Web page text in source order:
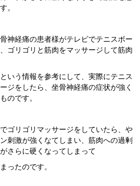
。
神経痛の患者様がテレビでテニスボー
ゴリゴリと筋肉をマッサージして筋肉
いう情報を参考にして、実際にテニス
ジをしたら、坐骨神経痛の症状が強く
のです。
ゴリゴリマッサージをしていたら、や
刺激が強くなてしまい、筋肉への過剰
さらに硬くなってしまって
ったのです。